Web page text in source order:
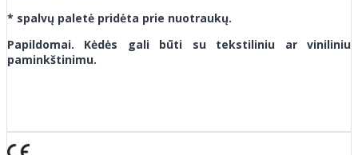
* spalvų paletė pridėta prie nuotraukų.
Papildomai. Kėdės gali būti su tekstiliniu ar viniliniu
paminkštinimu.